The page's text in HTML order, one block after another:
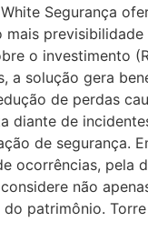
Segurança
previsibilidade
o investimento
a solução gera
de perdas
diante de
de segurança.
ocorrências, pela
não
patrimônio.